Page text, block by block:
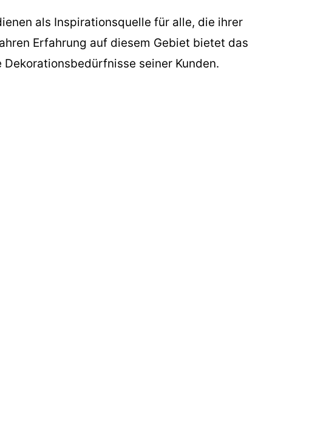
als Inspirationsquelle für alle, die ihrer
Erfahrung auf diesem Gebiet bietet das
seiner Kunden.